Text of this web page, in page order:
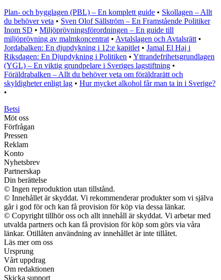
Plan- och bygglagen (PBL) – En komplett guide • Skollagen – Allt
du behöver veta • Sven Olof Sällström – En Framstående Politiker
Inom SD • Miljöprövningsförordningen – En guide till
miljöprövning av malmkoncentrat • Avtalslagen och Avtalsrätt •
Jordabalken: En djupdykning i 12:e kapitlet • Jamal El Haj i
Riksdagen: En Djupdykning i Politiken • Yttrandefrihetsgrundlagen
(YGL) – En viktig grundpelare i Sveriges lagstiftning •
Föräldrabalken – Allt du behöver veta om föräldrarätt och
skyldigheter enligt lag • Hur mycket alkohol får man ta in i Sverige?
•
Betsi
Möt oss
Förfrågan
Pressen
Reklam
Konto
Nyhetsbrev
Partnerskap
Din berättelse
© Ingen reproduktion utan tillstånd.
© Innehållet är skyddat. Vi rekommenderar produkter som vi själva
går i god för och kan få provision för köp via dessa länkar.
© Copyright tillhör oss och allt innehåll är skyddat. Vi arbetar med
utvalda partners och kan få provision för köp som görs via våra
länkar. Otillåten användning av innehållet är inte tillåtet.
Läs mer om oss
Ursprung
Vårt uppdrag
Om redaktionen
Skicka support